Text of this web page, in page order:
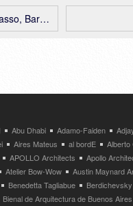
Arquitectos
Abu Dhabi Adamo-Faiden
Aires Mateus al bordE
Alberto
APOLLO Architects
Apollo
Atelier Bow-Wow
Austin Maynard
Benedetta Tagliabue
Bienal de Arquitectura de Buenos Aires